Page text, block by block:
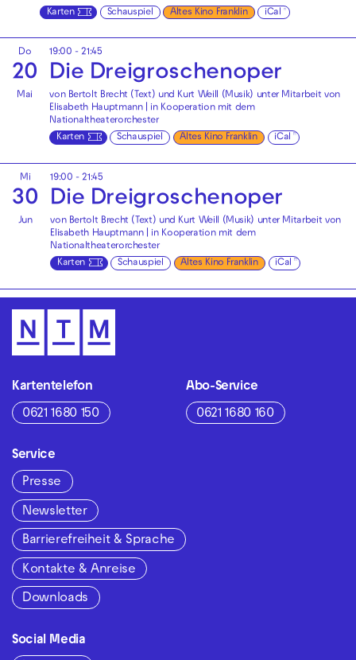
Karten
Schauspiel Altes Kino Franklin iCal
Do
20
Mai
19:00 - 21:45
Die Drei­groschen­oper
von Bertolt Brecht (Text) und Kurt Weill (Musik) unter Mitarbeit von
Elisabeth Hauptmann | in Kooperation mit dem
Nationaltheaterorchester
Karten
Schauspiel Altes Kino Franklin iCal
Mi
30
Jun
19:00 - 21:45
Die Drei­groschen­oper
von Bertolt Brecht (Text) und Kurt Weill (Musik) unter Mitarbeit von
Elisabeth Hauptmann | in Kooperation mit dem
Nationaltheaterorchester
Karten
Schauspiel Altes Kino Franklin iCal
Kartentelefon
0621 1680 150
Abo-Service
0621 1680 160
Service
Presse
Newsletter
Barrierefreiheit & Sprache
Kontakte & Anreise
Downloads
Social Media